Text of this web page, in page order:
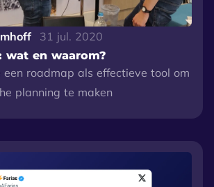
31 jul. 2020
wat en waarom?
een roadmap als effectieve tool om
planning te maken